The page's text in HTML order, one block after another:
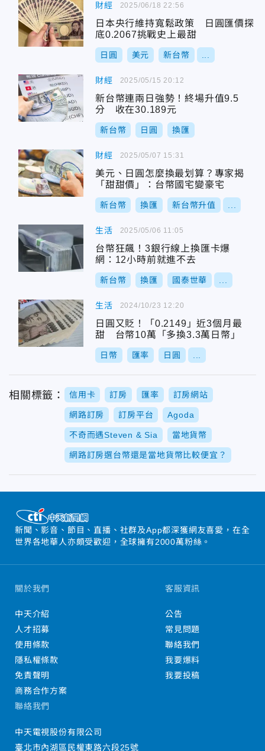
財經
日本央行維持寬鬆政策 日圓匯價探
底0.2067挑戰史上最甜
日圓 美元 新台幣
2025/06/18 22:56
財經
新台幣連兩日強勢！終場升值9.5
分 收在30.189元
新台幣 日圓 換匯
2025/05/15 20:12
財經
美元、日圓怎麼換最划算？專家揭
「甜甜價」：台幣國宅變豪宅
新台幣 換匯 新台幣升值
2025/05/07 15:31
生活
台幣狂飆！3銀行線上換匯卡爆
網：12小時前就進不去
新台幣 換匯 國泰世華
2025/05/06 11:05
生活
日圓又貶！「0.2149」近3個月最
甜 台幣10萬「多換3.3萬日幣」
日幣 匯率 日圓
2024/10/23 12:20
相關標籤： 信用卡 訂房 匯率 訂房網站
網路訂房 訂房平台 Agoda
不奇而遇Steven & Sia 當地貨幣
網路訂房選台幣還是當地貨幣比較便宜？
新聞、影音、節目、直播、社群及App都深獲網友喜愛，在全
世界各地華人亦頗受歡迎，全球擁有2000萬粉絲。
關於我們
中天介紹
人才招募
使用條款
隱私權條款
免責聲明
商務合作方案
客服資訊
公告
常見問題
聯絡我們
我要爆料
我要投稿
聯絡我們
中天電視股份有限公司
臺北市內湖區民權東路六段25號